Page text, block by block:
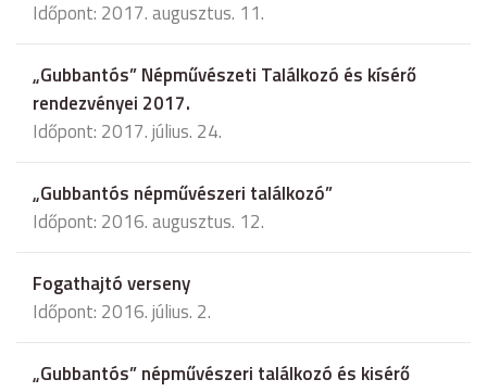
Időpont: 2017. augusztus. 11.
„Gubbantós” Népművészeti Találkozó és kísérő
rendezvényei 2017.
Időpont: 2017. július. 24.
„Gubbantós népművészeri találkozó”
Időpont: 2016. augusztus. 12.
Fogathajtó verseny
Időpont: 2016. július. 2.
„Gubbantós” népművészeri találkozó és kisérő